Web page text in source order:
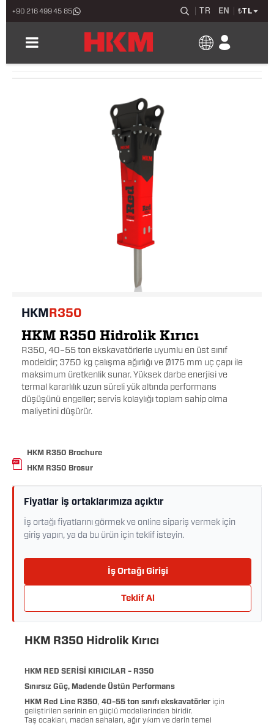
+90 216 499 45 85 TR EN ₺TL
HKM R350
HKM R350 Hidrolik Kırıcı
R350, 40–55 ton ekskavatörlerle uyumlu en üst sınıf
modeldir; 3750 kg çalışma ağırlığı ve Ø175 mm uç çapı ile
maksimum üretkenlik sunar. Yüksek darbe enerjisi ve
termal kararlılık uzun süreli yük altında performans
düşüşünü engeller; servis kolaylığı toplam sahip olma
maliyetini düşürür.
HKM R350 Brochure
HKM R350 Brosur
Fiyatlar iş ortaklarımıza açıktır
İş ortağı fiyatlarını görmek ve online sipariş vermek için
giriş yapın, ya da bu ürün için teklif isteyin.
İş Ortağı Girişi
Teklif Al
HKM R350 Hidrolik Kırıcı
HKM RED SERİSİ KIRICILAR – R350
Sınırsız Güç, Madende Üstün Performans
HKM Red Line R350, 40–55 ton sınıfı ekskavatörler için
geliştirilen serinin en güçlü modellerinden biridir.
Taş ocakları, maden sahaları, ağır yıkım ve derin temel